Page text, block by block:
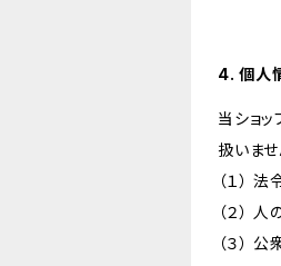
4. 個人
当ショ
扱いませ
（１）
（２）
（３）